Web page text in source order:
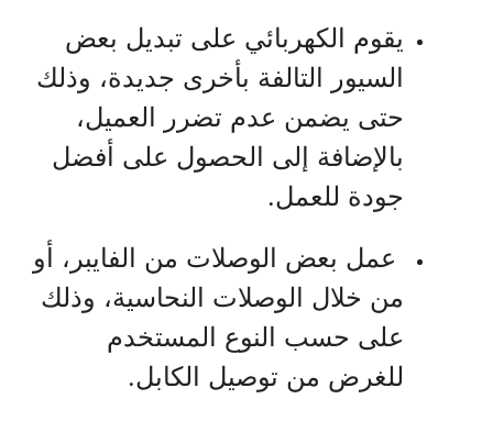
يقوم الكهربائي على تبديل بعض
السيور التالفة بأخرى جديدة، وذلك
حتى يضمن عدم تضرر العميل،
بالإضافة إلى الحصول على أفضل
جودة للعمل.
عمل بعض الوصلات من الفايبر، أو
من خلال الوصلات النحاسية، وذلك
على حسب النوع المستخدم
للغرض من توصيل الكابل.